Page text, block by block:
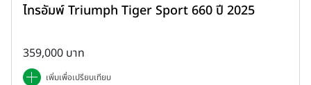
ไทรอัมพ์ Triumph Tiger Sport 660 ปี 2025
359,000 บาท
เพิ่มเพื่อเปรียบเทียบ